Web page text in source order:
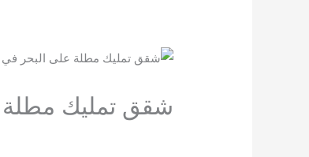
شقق تمليك مطلة